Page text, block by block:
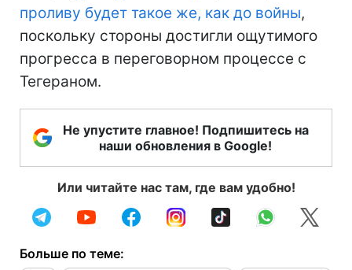
проливу будет такое же, как до войны,
поскольку стороны достигли ощутимого
прогресса в переговорном процессе с
Тегераном.
Не упустите главное! Подпишитесь на
наши обновления в Google!
Или читайте нас там, где вам удобно!
Больше по теме: